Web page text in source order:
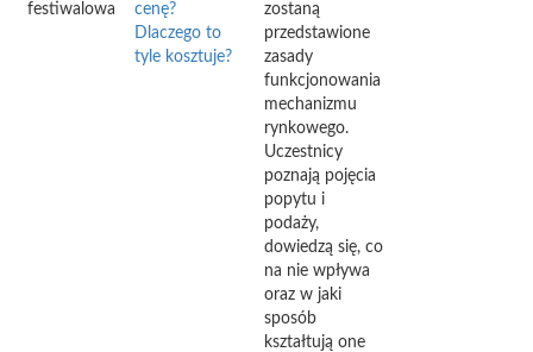
festiwalowa
cenę?
Dlaczego to
tyle kosztuje?
zostaną
przedstawione
zasady
funkcjonowania
mechanizmu
rynkowego.
Uczestnicy
poznają pojęcia
popytu i
podaży,
dowiedzą się, co
na nie wpływa
oraz w jaki
sposób
kształtują one